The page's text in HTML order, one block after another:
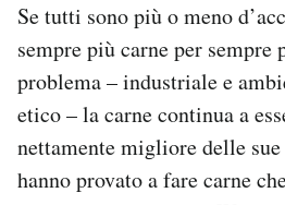
Se tutti sono più o meno
sempre più carne per sempre
problema – industriale e
etico – la carne continua a
nettamente migliore delle
hanno provato a fare carne